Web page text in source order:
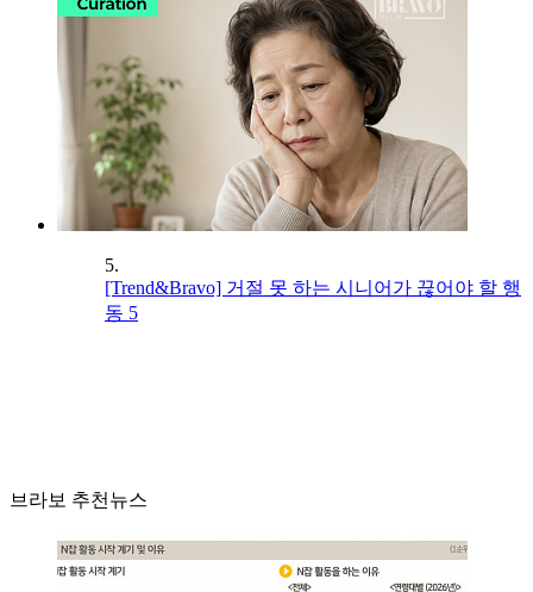
5.
[Trend&Bravo] 거절 못 하는 시니어가 끊어야 할 행
동 5
브라보 추천뉴스